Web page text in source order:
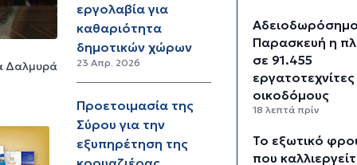
Δαλμυρά
εργολαβία για
καθαριότητα
δημοτικών χώρων
23 Απρ. 2026
Προετοιμασία της
Σύρου για την
εξυπηρέτηση της
Παρασκευή η
σε 91.455
εργατοτεχνίτες
οικοδόμους
18 λεπτά πρίν
Το εξωτικό
που